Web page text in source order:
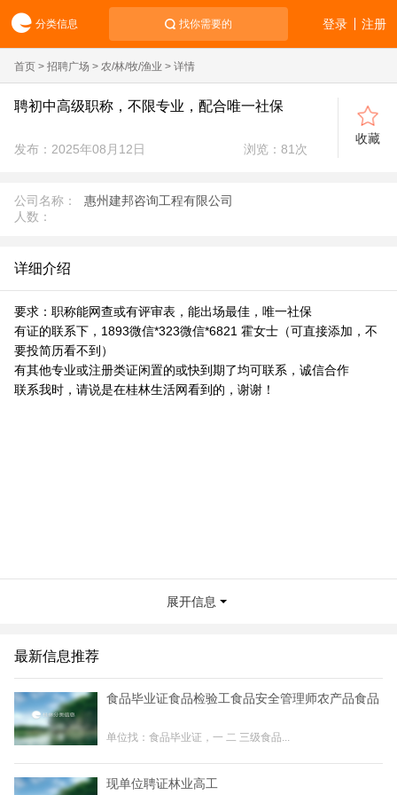
分类信息 找你需要的 注册
登录
首页 > 招聘广场 > 农/林/牧/渔业 > 详情
聘初中高级职称，不限专业，配合唯一社保
发布：2025年08月12日 浏览： 81 次
收藏
公司名称：
惠州建邦咨询工程有限公司
人数：
详细介绍
要求：职称能网查或有评审表，能出场最佳，唯一社保
有证的联系下，1893微信*323微信*6821 霍女士（可直接添加，不
要投简历看不到）
有其他专业或注册类证闲置的或快到期了均可联系，诚信合作
联系我时，请说是在桂林生活网看到的，谢谢！
展开信息
最新信息推荐
食品毕业证食品检验工食品安全管理师农产品食品
单位找：食品毕业证，一 二 三级食品...
现单位聘证林业高工